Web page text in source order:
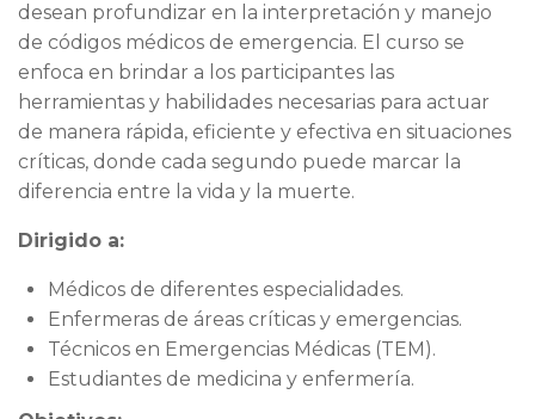
desean profundizar en la interpretación y manejo
de códigos médicos de emergencia. El curso se
enfoca en brindar a los participantes las
herramientas y habilidades necesarias para actuar
de manera rápida, eficiente y efectiva en situaciones
críticas, donde cada segundo puede marcar la
diferencia entre la vida y la muerte.
Dirigido a:
Médicos de diferentes especialidades.
Enfermeras de áreas críticas y emergencias.
Técnicos en Emergencias Médicas (TEM).
Estudiantes de medicina y enfermería.